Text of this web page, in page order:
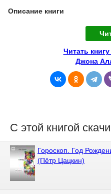
Описание книги
Читать
Джона
С этой книгой
Гороскоп. Год
(Пётр Цацкин)